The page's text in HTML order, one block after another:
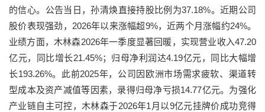
的信心。公告当日，孙清焕直接持股比例为37.18%。近期公司
股价表现强劲，2026年以来涨幅超9%，近两个月涨幅约24%。
业绩方面，木林森2026年一季度显著回暖，实现营业收入47.20
亿元，同比增长21.45%；归母净利润达4.19亿元，同比大幅增
长193.26%。此前2025年，公司因欧洲市场需求疲软、渠道转
型成本及资产减值等因素，录得归母净亏损14.77亿元。为强化
产业链自主可控，木林森于2026年1月以9亿元挂牌价成功竞得